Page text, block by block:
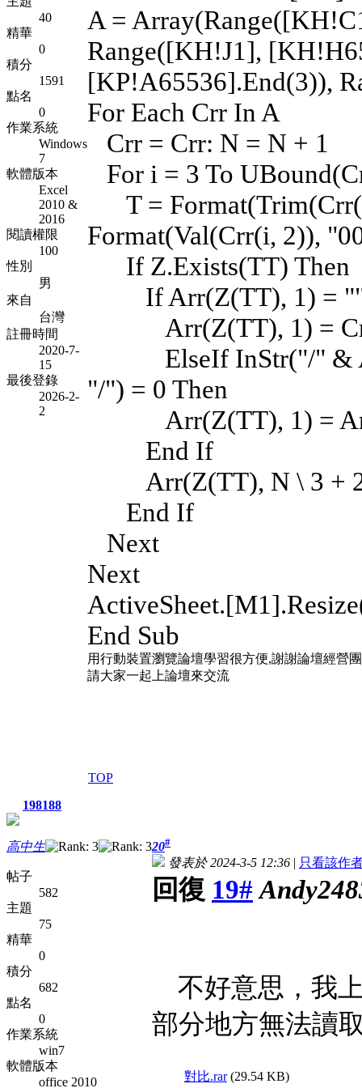
40
精華
0
積分
1591
點名
0
作業系統
Windows
7
軟體版本
Excel
2010 &
2016
閱讀權限
100
性別
男
來自
台灣
註冊時間
2020-7-
15
最後登錄
2026-2-
2
A =
Range([KH!J1],
[KP!A65536].End(3)),
For Each Crr In A
Crr = Crr: N = N + 1
For i = 3 To
T =
Format(Val(Crr(i, 2)),
If Z.Exists(TT) Then
If Arr(Z(TT), 1) = ""
Arr(Z(TT), 1) =
ElseIf InStr("/" &
"/") = 0 Then
Arr(Z(TT), 1) =
End If
Arr(Z(TT), N \ 3 +
End If
Next
Next
End Sub
用行動裝置瀏覽論壇學習很方便,謝謝論壇經營
請大家一起上論壇來交流
TOP
198188
高中生
帖子
582
主題
75
精華
0
積分
682
點名
0
作業系統
win7
軟體版本
office 2010
20#
發表於 2024-3-5 12:36 | 只看該作
回復 19#
不好意思，我
部分地方無法讀
對比.rar(29.54 KB)